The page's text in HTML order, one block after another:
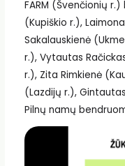
FARM (Švenčionių
(Kupiškio r.),
Sakalauskienė
r.), Vytautas
r.), Zita Rimkienė
(Lazdijų r.),
Pilnų namų